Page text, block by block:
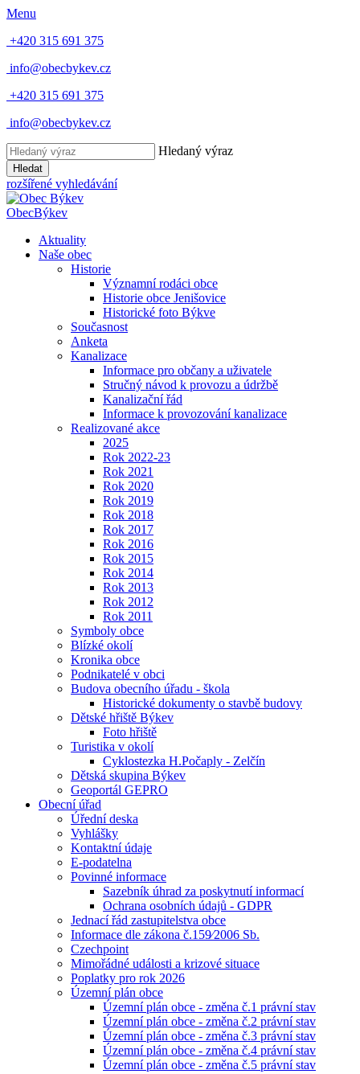
Menu
+420 315 691 375
info@obecbykev.cz
+420 315 691 375
info@obecbykev.cz
Hledaný výraz
Hledat
rozšířené vyhledávání
ObecBýkev
Aktuality
Naše obec
Historie
Významní rodáci obce
Historie obce Jenišovice
Historické foto Býkve
Současnost
Anketa
Kanalizace
Informace pro občany a uživatele
Stručný návod k provozu a údržbě
Kanalizační řád
Informace k provozování kanalizace
Realizované akce
2025
Rok 2022-23
Rok 2021
Rok 2020
Rok 2019
Rok 2018
Rok 2017
Rok 2016
Rok 2015
Rok 2014
Rok 2013
Rok 2012
Rok 2011
Symboly obce
Blízké okolí
Kronika obce
Podnikatelé v obci
Budova obecního úřadu - škola
Historické dokumenty o stavbě budovy
Dětské hřiště Býkev
Foto hřiště
Turistika v okolí
Cyklostezka H.Počaply - Zelčín
Dětská skupina Býkev
Geoportál GEPRO
Obecní úřad
Úřední deska
Vyhlášky
Kontaktní údaje
E-podatelna
Povinné informace
Sazebník úhrad za poskytnutí informací
Ochrana osobních údajů - GDPR
Jednací řád zastupitelstva obce
Informace dle zákona č.159⁄2006 Sb.
Czechpoint
Mimořádné události a krizové situace
Poplatky pro rok 2026
Územní plán obce
Územní plán obce - změna č.1 právní stav
Územní plán obce - změna č.2 právní stav
Územní plán obce - změna č.3 právní stav
Územní plán obce - změna č.4 právní stav
Územní plán obce - změna č.5 právní stav